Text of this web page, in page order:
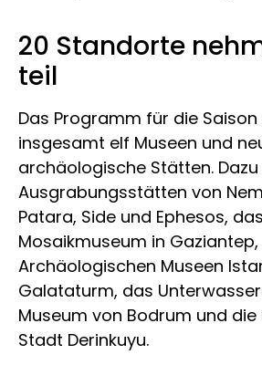
20 Standorte
teil
Das Programm für die
insgesamt elf Museen und
archäologische Stätten.
Ausgrabungsstätten von
Patara, Side und Ephesos,
Mosaikmuseum in
Archäologischen Museen
Galataturm, das
Museum von Bodrum und
Stadt Derinkuyu.